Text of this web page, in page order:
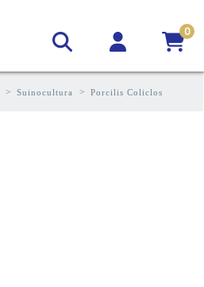
0
Suinocultura Porcilis Coliclos